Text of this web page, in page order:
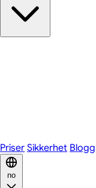
Priser Sikkerhet Blogg
no